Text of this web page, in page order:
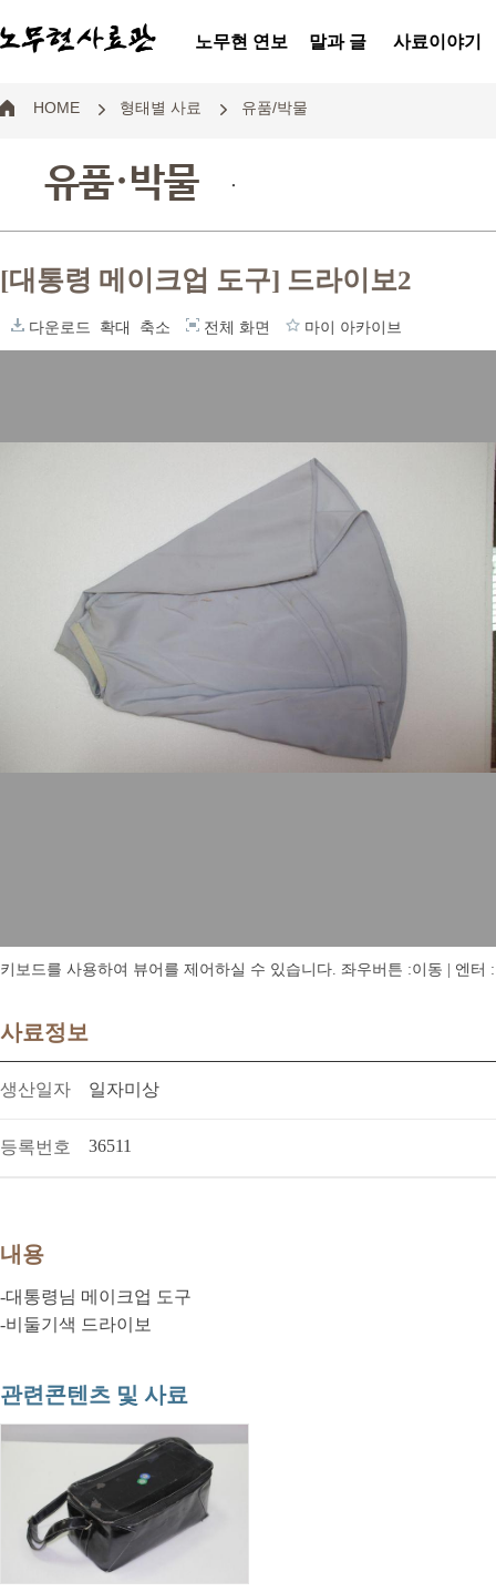
노무현 연보 말과 글 사료이야기
HOME 형태별 사료 유품/박물
유품·박물 .
[대통령 메이크업 도구] 드라이보2
다운로드 확대 축소 전체 화면 마이 아카이브
키보드를 사용하여 뷰어를 제어하실 수 있습니다. 좌우버튼 :이동 | 엔터
사료정보
생산일자 일자미상
등록번호 36511
내용
-대통령님 메이크업 도구
-비둘기색 드라이보
관련콘텐츠 및 사료